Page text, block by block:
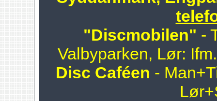
"Discmobilen" -
Valbyparken, Lør:
Disc Caféen -